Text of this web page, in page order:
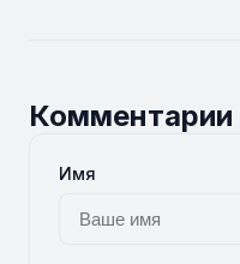
Комментарии
Имя